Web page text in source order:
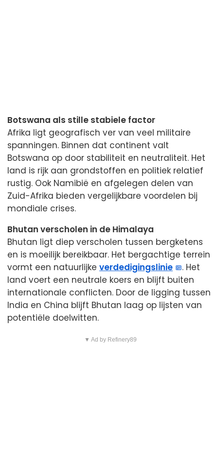
Botswana als stille stabiele factor
Afrika ligt geografisch ver van veel militaire
spanningen. Binnen dat continent valt
Botswana op door stabiliteit en neutraliteit. Het
land is rijk aan grondstoffen en politiek relatief
rustig. Ook Namibië en afgelegen delen van
Zuid-Afrika bieden vergelijkbare voordelen bij
mondiale crises.
Bhutan verscholen in de Himalaya
Bhutan ligt diep verscholen tussen bergketens
en is moeilijk bereikbaar. Het bergachtige terrein
vormt een natuurlijke verdedigingslinie
. Het
land voert een neutrale koers en blijft buiten
internationale conflicten. Door de ligging tussen
India en China blijft Bhutan laag op lijsten van
potentiële doelwitten.
▼ Ad by Refinery89